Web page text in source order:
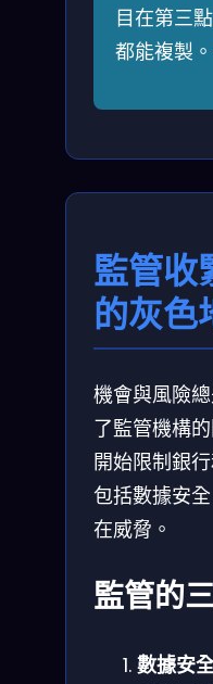
目在第三
都能複製
監管收
的灰色
機會與風險
了監管機構
開始限制銀
包括數據安
在威脅。
監管的
數據安